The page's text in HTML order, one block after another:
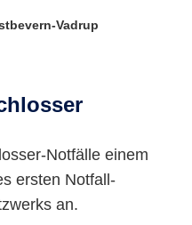
Vadrup
Notfälle einem
ersten Notfall-
an.